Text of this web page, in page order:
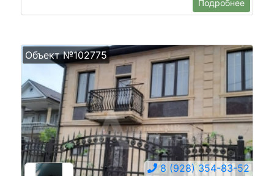
Подробнее
Объект №102775
8 (928) 354-83-52